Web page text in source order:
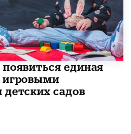
единая
игровыми
садов